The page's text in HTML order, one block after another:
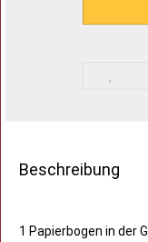
Beschreibung
1 Papierbogen in der